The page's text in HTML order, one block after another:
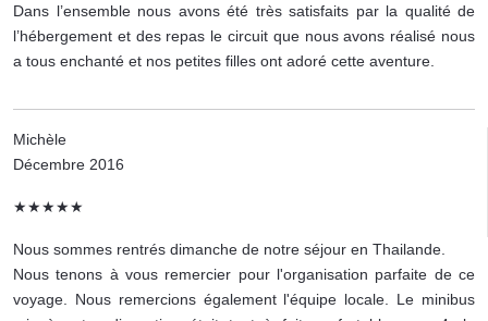
Dans l’ensemble nous avons été très satisfaits par la qualité de
l’hébergement et des repas le circuit que nous avons réalisé nous
a tous enchanté et nos petites filles ont adoré cette aventure.
Michèle
Décembre 2016
★★★★★
Nous sommes rentrés dimanche de notre séjour en Thailande.
Nous tenons à vous remercier pour l'organisation parfaite de ce
voyage. Nous remercions également l'équipe locale. Le minibus